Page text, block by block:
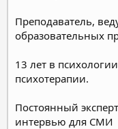
Преподаватель,
образовательных
13 лет в
психотерапии.
Постоянный
интервью для СМИ